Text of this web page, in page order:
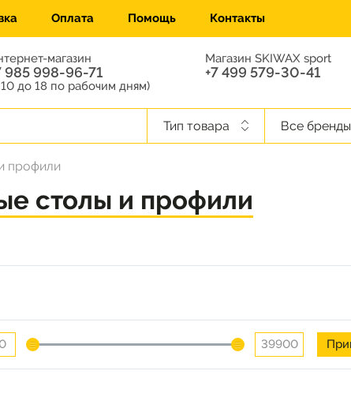
Оплата Помощь Контакты
магазин
985 998-96-71
до 18 по рабочим дням)
Магазин SKIWAX sport
+7 499 579-30-41
Тип товара Все бренды
профили
столы и профили